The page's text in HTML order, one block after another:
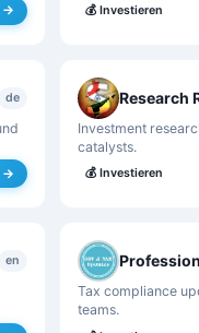
→ 💰 Investieren
de
→
Research
Investment
catalysts.
💰 Investieren
en
Tax compliance
teams.